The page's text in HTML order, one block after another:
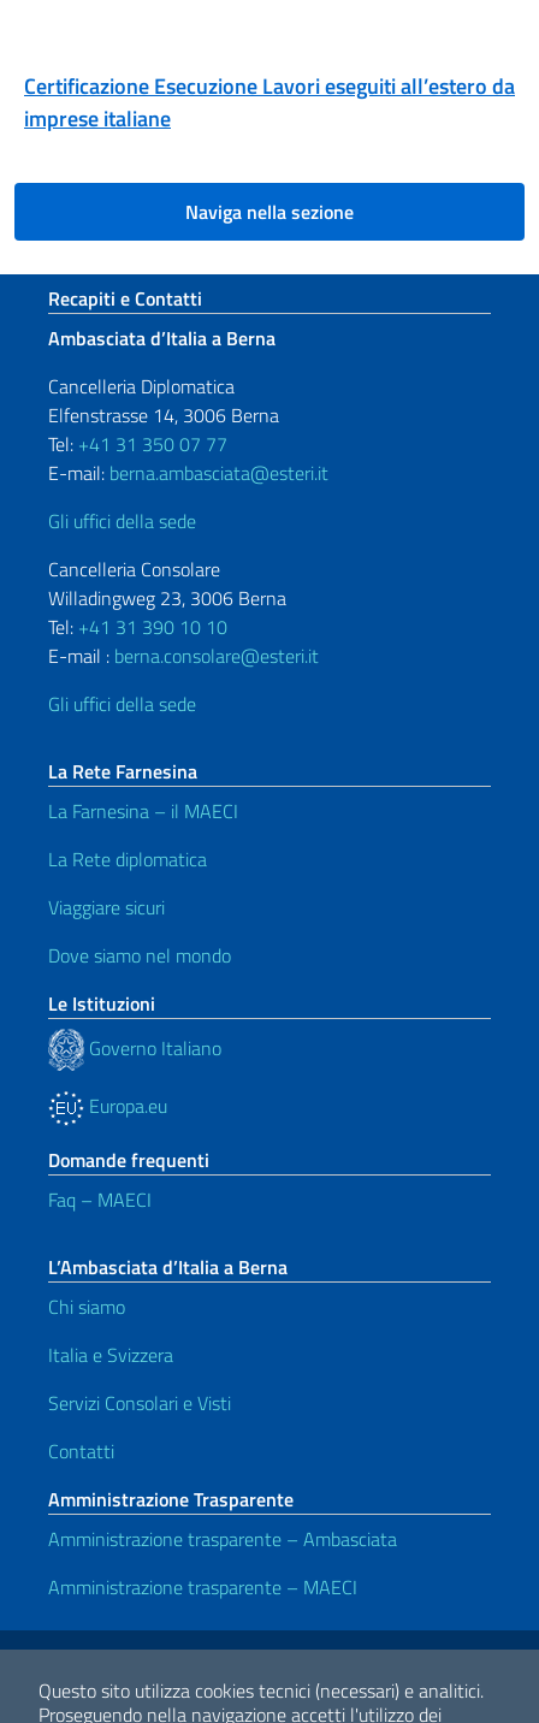
Questo sito utilizza cookies tecnici (necessari) e analitici.
Proseguendo nella navigazione accetti l'utilizzo dei
Certificazione Esecuzione Lavori eseguiti all’estero da
imprese italiane
Naviga nella sezione
Sezione footer
Recapiti e Contatti
Ambasciata d’Italia a Berna
Cancelleria Diplomatica
Elfenstrasse 14, 3006 Berna
Tel: +41 31 350 07 77
E-mail: berna.ambasciata@esteri.it
Gli uffici della sede
Cancelleria Consolare
Willadingweg 23, 3006 Berna
Tel: +41 31 390 10 10
E-mail : berna.consolare@esteri.it
Gli uffici della sede
La Rete Farnesina
La Farnesina – il MAECI
La Rete diplomatica
Viaggiare sicuri
Dove siamo nel mondo
Le Istituzioni
Governo Italiano
Europa.eu
Domande frequenti
Faq – MAECI
L’Ambasciata d’Italia a Berna
Chi siamo
Italia e Svizzera
Servizi Consolari e Visti
Contatti
Amministrazione Trasparente
Amministrazione trasparente – Ambasciata
Amministrazione trasparente – MAECI
Link Utili